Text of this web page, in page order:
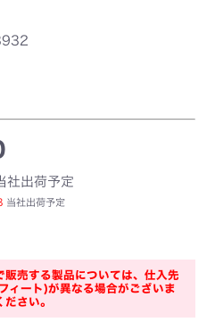
社出荷予定
当社出荷予定
販売する製品については、仕入先
ィート)が異なる場合がございま
さい。